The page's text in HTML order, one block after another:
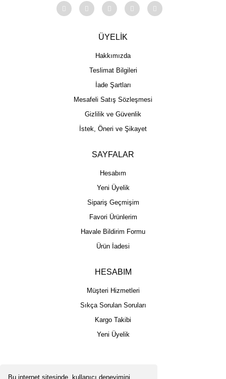
Bu internet sitesinde, kullanıcı deneyimini
ÜYELİK
Hakkımızda
Teslimat Bilgileri
İade Şartları
Mesafeli Satış Sözleşmesi
Gizlilik ve Güvenlik
İstek, Öneri ve Şikayet
SAYFALAR
Hesabım
Yeni Üyelik
Sipariş Geçmişim
Favori Ürünlerim
Havale Bildirim Formu
Ürün İadesi
HESABIM
Müşteri Hizmetleri
Sıkça Sorulan Soruları
Kargo Takibi
Yeni Üyelik